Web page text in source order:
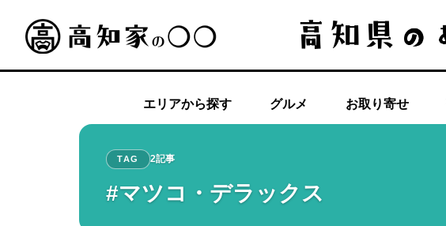
エリアから探す グルメ お取り寄せ
TAG 2記事
#マツコ・デラックス